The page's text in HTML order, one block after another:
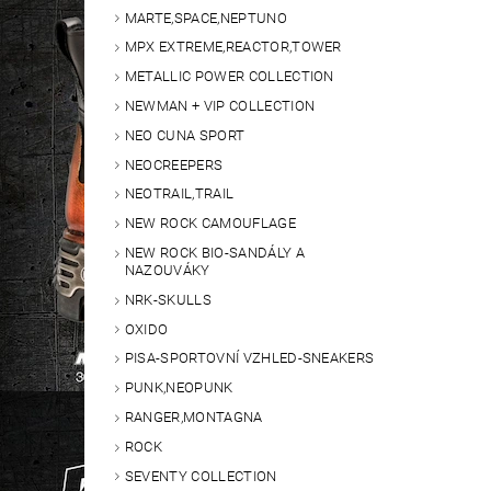
MARTE,SPACE,NEPTUNO
MPX EXTREME,REACTOR,TOWER
METALLIC POWER COLLECTION
NEWMAN + VIP COLLECTION
NEO CUNA SPORT
NEOCREEPERS
NEOTRAIL,TRAIL
NEW ROCK CAMOUFLAGE
NEW ROCK BIO-SANDÁLY A
NAZOUVÁKY
NRK-SKULLS
OXIDO
PISA-SPORTOVNÍ VZHLED-SNEAKERS
PUNK,NEOPUNK
RANGER,MONTAGNA
ROCK
SEVENTY COLLECTION